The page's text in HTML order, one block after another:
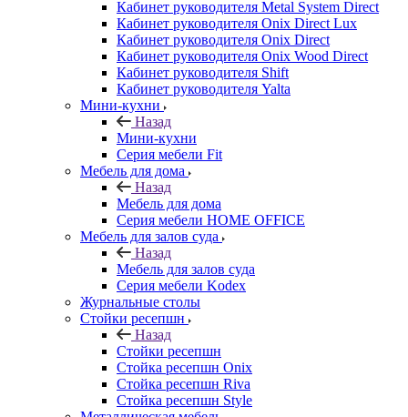
Кабинет руководителя Metal System Direct
Кабинет руководителя Onix Direct Lux
Кабинет руководителя Onix Direct
Кабинет руководителя Onix Wood Direct
Кабинет руководителя Shift
Кабинет руководителя Yalta
Мини-кухни
Назад
Мини-кухни
Серия мебели Fit
Мебель для дома
Назад
Мебель для дома
Серия мебели HOME OFFICE
Мебель для залов суда
Назад
Мебель для залов суда
Серия мебели Kodex
Журнальные столы
Стойки ресепшн
Назад
Стойки ресепшн
Стойка ресепшн Onix
Стойка ресепшн Riva
Стойка ресепшн Style